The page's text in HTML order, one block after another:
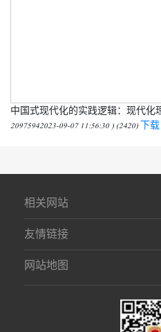
中国式现代化的实践逻辑：现代化
20975942023-09-07 11:56:30 ) (2420) 下载
相关网站
友情链接
网站地图